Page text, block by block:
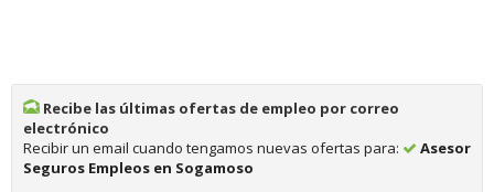
Recibe las últimas ofertas de empleo por correo
electrónico
Recibir un email cuando tengamos nuevas ofertas para:
Asesor
Seguros Empleos en Sogamoso